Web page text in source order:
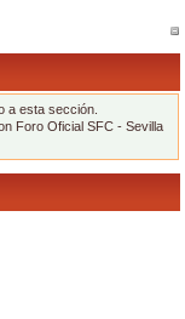
a esta sección.
Foro Oficial SFC - Sevilla